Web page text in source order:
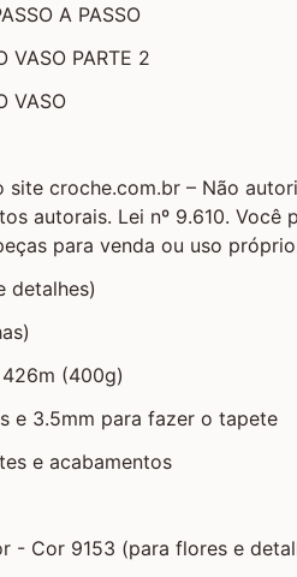
A PASSO
VASO PARTE 2
VASO
site croche.com.br – Não
autorais. Lei nº 9.610. Você
para venda ou uso
detalhes)
(400g)
e 3.5mm para fazer o tapete
e acabamentos
- Cor 9153 (para flores e